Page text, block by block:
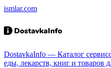
ismlar.com
DostavkaInfo — Каталог
еды, лекарств, книг и товаров